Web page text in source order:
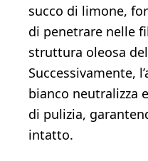
succo di limone,
di penetrare nelle
struttura oleosa
Successivamente,
bianco neutralizza
di pulizia,
intatto.